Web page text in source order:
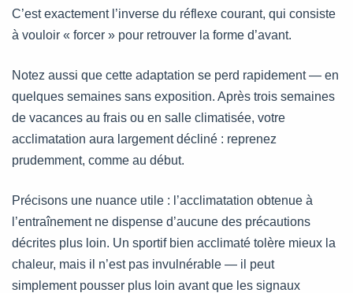
C’est exactement l’inverse du réflexe courant, qui consiste
à vouloir « forcer » pour retrouver la forme d’avant.
Notez aussi que cette adaptation se perd rapidement — en
quelques semaines sans exposition. Après trois semaines
de vacances au frais ou en salle climatisée, votre
acclimatation aura largement décliné : reprenez
prudemment, comme au début.
Précisons une nuance utile : l’acclimatation obtenue à
l’entraînement ne dispense d’aucune des précautions
décrites plus loin. Un sportif bien acclimaté tolère mieux la
chaleur, mais il n’est pas invulnérable — il peut
simplement pousser plus loin avant que les signaux